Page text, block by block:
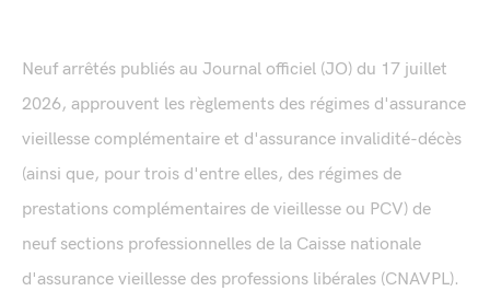
Neuf arrêtés publiés au Journal officiel (JO) du 17 juillet
2026, approuvent les règlements des régimes d'assurance
vieillesse complémentaire et d'assurance invalidité-décès
(ainsi que, pour trois d'entre elles, des régimes de
prestations complémentaires de vieillesse ou PCV) de
neuf sections professionnelles de la Caisse nationale
d'assurance vieillesse des professions libérales (CNAVPL).